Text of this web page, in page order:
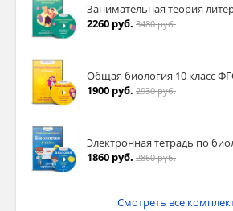
Занимательная теория
2260 руб. 3480 руб.
Общая биология 10 класс
1900 руб. 2930 руб.
Электронная тетрадь по
1860 руб. 2860 руб.
Смотреть все